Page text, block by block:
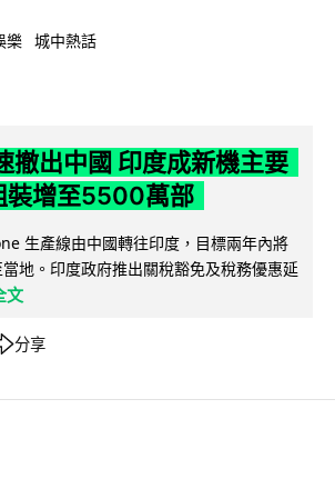
樂 城中熱話
撤出中國 印度成新機主要
裝增至5500萬部
生產線由中國轉往印度，目標兩年內將
地。印度政府推出關稅豁免及稅務優惠延
文
分享